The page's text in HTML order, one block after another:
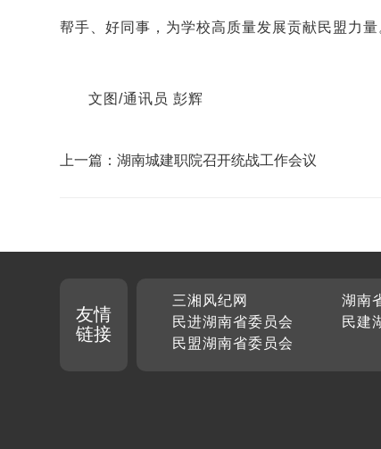
帮手、好同事，为学校高质量发展贡献民盟力量
文图/通讯员 彭辉
上一篇：湖南城建职院召开统战工作会议
友情
链接
三湘风纪网 湖南
民进湖南省委员会
民建
民盟湖南省委员会